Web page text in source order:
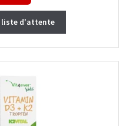
liste d'attente